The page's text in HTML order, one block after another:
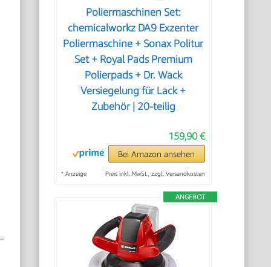
Poliermaschinen Set:
chemicalworkz DA9 Exzenter
Poliermaschine + Sonax Politur
Set + Royal Pads Premium
Polierpads + Dr. Wack
Versiegelung für Lack +
Zubehör | 20-teilig
159,90 €
Bei Amazon ansehen
* Anzeige Preis inkl. MwSt., zzgl. Versandkosten
ANGEBOT